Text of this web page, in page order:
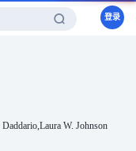
登录
W. Johnson